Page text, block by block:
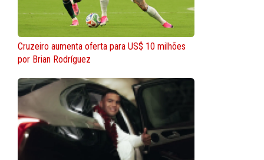
Cruzeiro aumenta oferta para US$ 10 milhões
por Brian Rodríguez